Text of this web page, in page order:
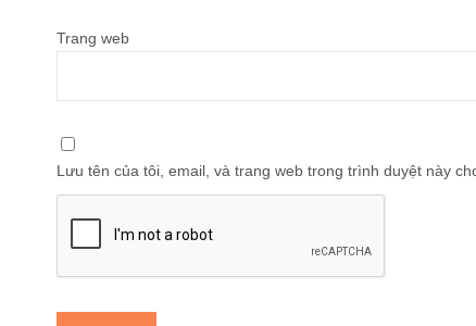
Trang web
Lưu tên của tôi, email, và trang web trong trình duyệt này